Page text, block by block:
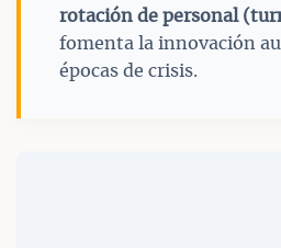
rotación de personal
fomenta la innovación
épocas de crisis.